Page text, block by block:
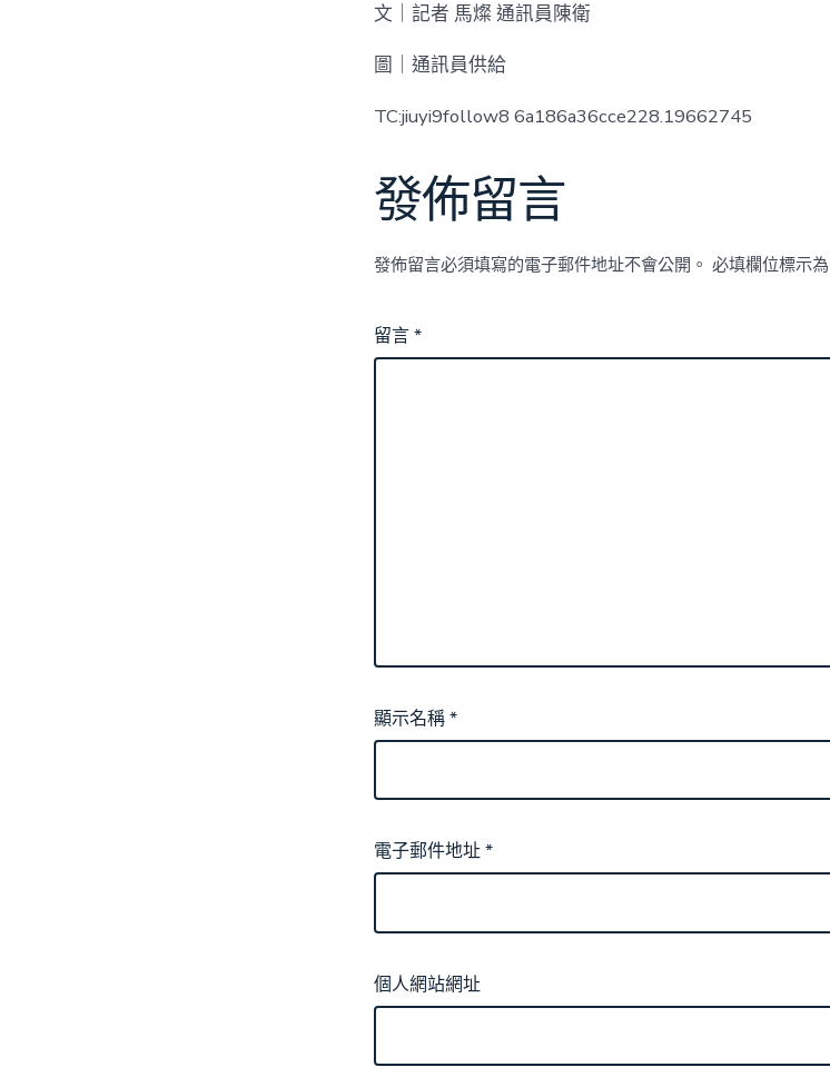
文｜記者 馬燦 通訊員陳衛
圖｜通訊員供給
TC:jiuyi9follow8 6a186a36cce228.19662745
發佈留言
發佈留言必須填寫的電子郵件地址不會公開。 必填欄位標示為
留言*
顯示名稱*
電子郵件地址*
個人網站網址